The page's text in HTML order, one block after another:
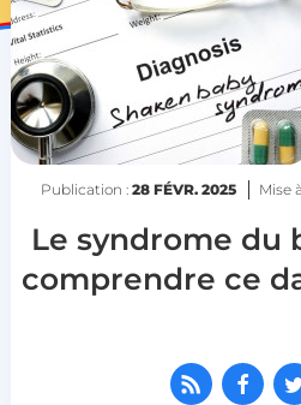
Publication : 28 FÉVR. 2025 Mise
Le syndrome du
comprendre ce